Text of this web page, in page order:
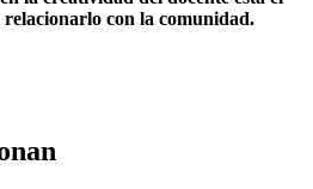
con la comunidad.